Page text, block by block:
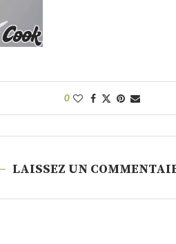
0
LAISSEZ UN